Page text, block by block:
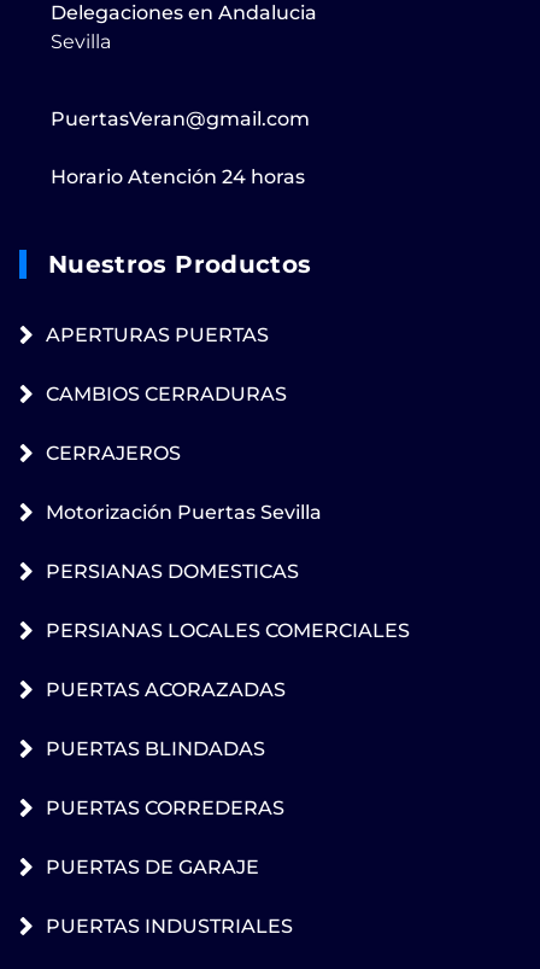
Delegaciones en Andalucia
Sevilla
PuertasVeran@gmail.com
Horario Atención 24 horas
Nuestros Productos
APERTURAS PUERTAS
CAMBIOS CERRADURAS
CERRAJEROS
Motorización Puertas Sevilla
PERSIANAS DOMESTICAS
PERSIANAS LOCALES COMERCIALES
PUERTAS ACORAZADAS
PUERTAS BLINDADAS
PUERTAS CORREDERAS
PUERTAS DE GARAJE
PUERTAS INDUSTRIALES